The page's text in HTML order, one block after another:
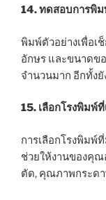
14. ทดสอบการพิ
พิมพ์ตัวอย่างเพื่อเ
อักษร และขนาดข
จำนวนมาก อีกทั้ง
15. เลือกโรงพิมพ์
การเลือกโรงพิมพ์
ช่วยให้งานของคุณ
ตัด, คุณภาพกระดา